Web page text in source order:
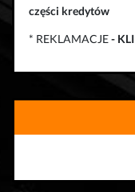
części kredytów
* REKLAMACJE-